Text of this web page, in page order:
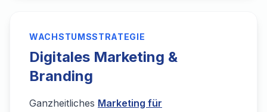
WACHSTUMSSTRATEGIE
Digitales Marketing &
Branding
Ganzheitliches Marketing für